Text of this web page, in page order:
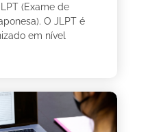
(Exame de
O JLPT é
em nível